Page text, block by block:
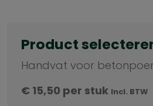
Product
Handvat voor betonpoer
€ 15,50 per stuk Incl. BTW